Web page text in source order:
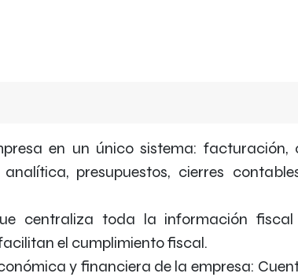
en un único sistema: facturación,
presupuestos, cierres
centraliza toda la información fiscal
el cumplimiento fiscal.
y financiera de la empresa: